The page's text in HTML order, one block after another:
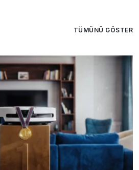
TÜMÜNÜ GÖSTER